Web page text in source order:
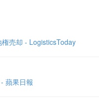
売却 - LogisticsToday
蘋果日報